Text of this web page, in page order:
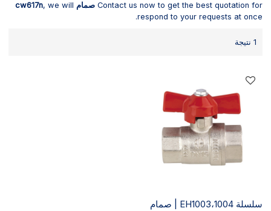
Contact us now to get the best quotation for صمام cw617n , we will
respond to your requests at once.
1 نتيجة
سلسلة EH1003،1004 | صمام